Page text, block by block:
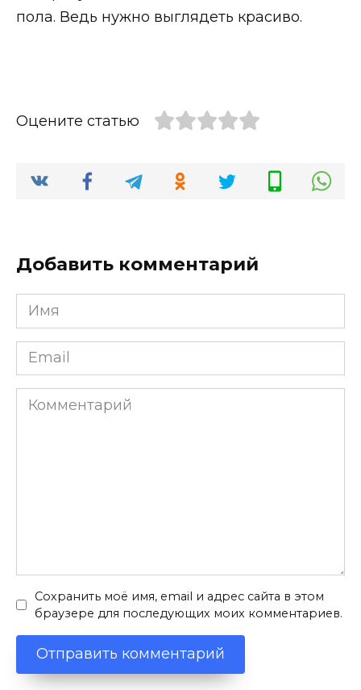
пола. Ведь нужно выглядеть красиво.
Оцените статью
Добавить комментарий
Имя
*
Email
*
Комментарий
Сохранить моё имя, email и адрес сайта в этом
браузере для последующих моих комментариев.